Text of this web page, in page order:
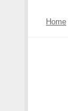
Home